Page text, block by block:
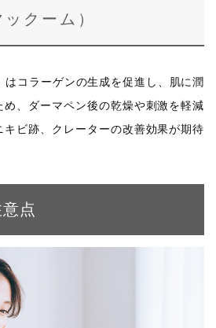
クーム）
コラーゲンの生成を促進し、肌に潤
め、ダーマペン後の乾燥や刺激を軽減
キビ跡、クレーターの改善効果が期待
点